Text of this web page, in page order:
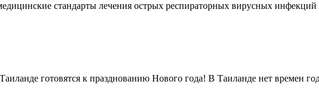
стандарты лечения острых респираторных вирусных
готовятся к празднованию Нового года! В Таиланде нет времен